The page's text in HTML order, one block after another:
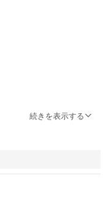
続きを表示する